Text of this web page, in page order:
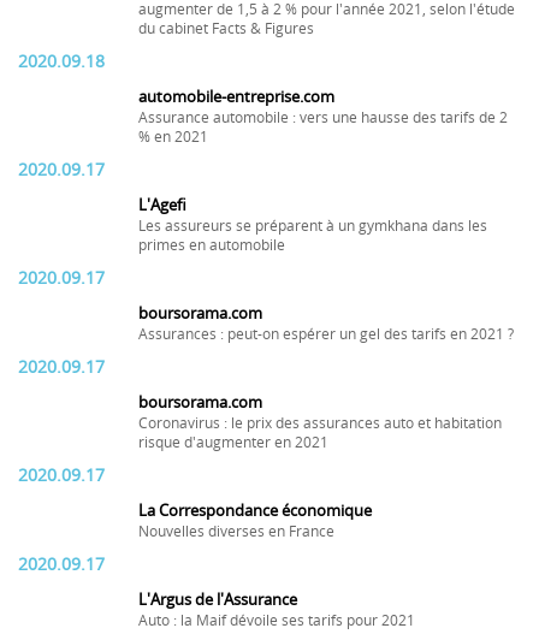
augmenter de 1,5 à 2 % pour l'année 2021, selon l'étude
du cabinet Facts & Figures
2020.09.18
automobile-entreprise.com
Assurance automobile : vers une hausse des tarifs de 2
% en 2021
2020.09.17
L'Agefi
Les assureurs se préparent à un gymkhana dans les
primes en automobile
2020.09.17
boursorama.com
Assurances : peut-on espérer un gel des tarifs en 2021 ?
2020.09.17
boursorama.com
Coronavirus : le prix des assurances auto et habitation
risque d'augmenter en 2021
2020.09.17
La Correspondance économique
Nouvelles diverses en France
2020.09.17
L'Argus de l'Assurance
Auto : la Maif dévoile ses tarifs pour 2021